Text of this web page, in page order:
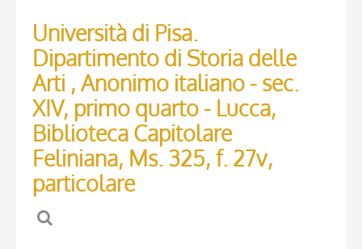
Università di Pisa.
Dipartimento di Storia delle
Arti , Anonimo italiano - sec.
XIV, primo quarto - Lucca,
Biblioteca Capitolare
Feliniana, Ms. 325, f. 27v,
particolare